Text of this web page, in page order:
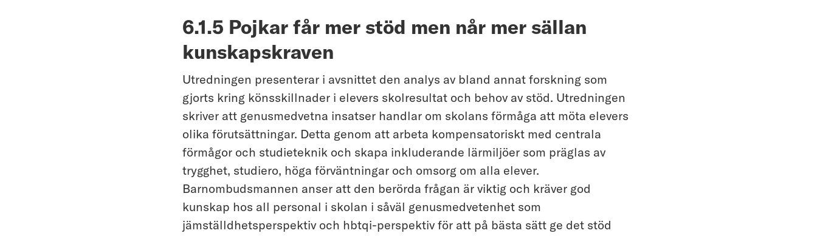
6.1.5 Pojkar får mer stöd men når mer sällan
kunskapskraven
Utredningen presenterar i avsnittet den analys av bland annat forskning som
gjorts kring könsskillnader i elevers skolresultat och behov av stöd. Utredningen
skriver att genusmedvetna insatser handlar om skolans förmåga att möta elevers
olika förutsättningar. Detta genom att arbeta kompensatoriskt med centrala
förmågor och studieteknik och skapa inkluderande lärmiljöer som präglas av
trygghet, studiero, höga förväntningar och omsorg om alla elever.
Barnombudsmannen anser att den berörda frågan är viktig och kräver god
kunskap hos all personal i skolan i såväl genusmedvetenhet som
jämställdhetsperspektiv och hbtqi-perspektiv för att på bästa sätt ge det stöd